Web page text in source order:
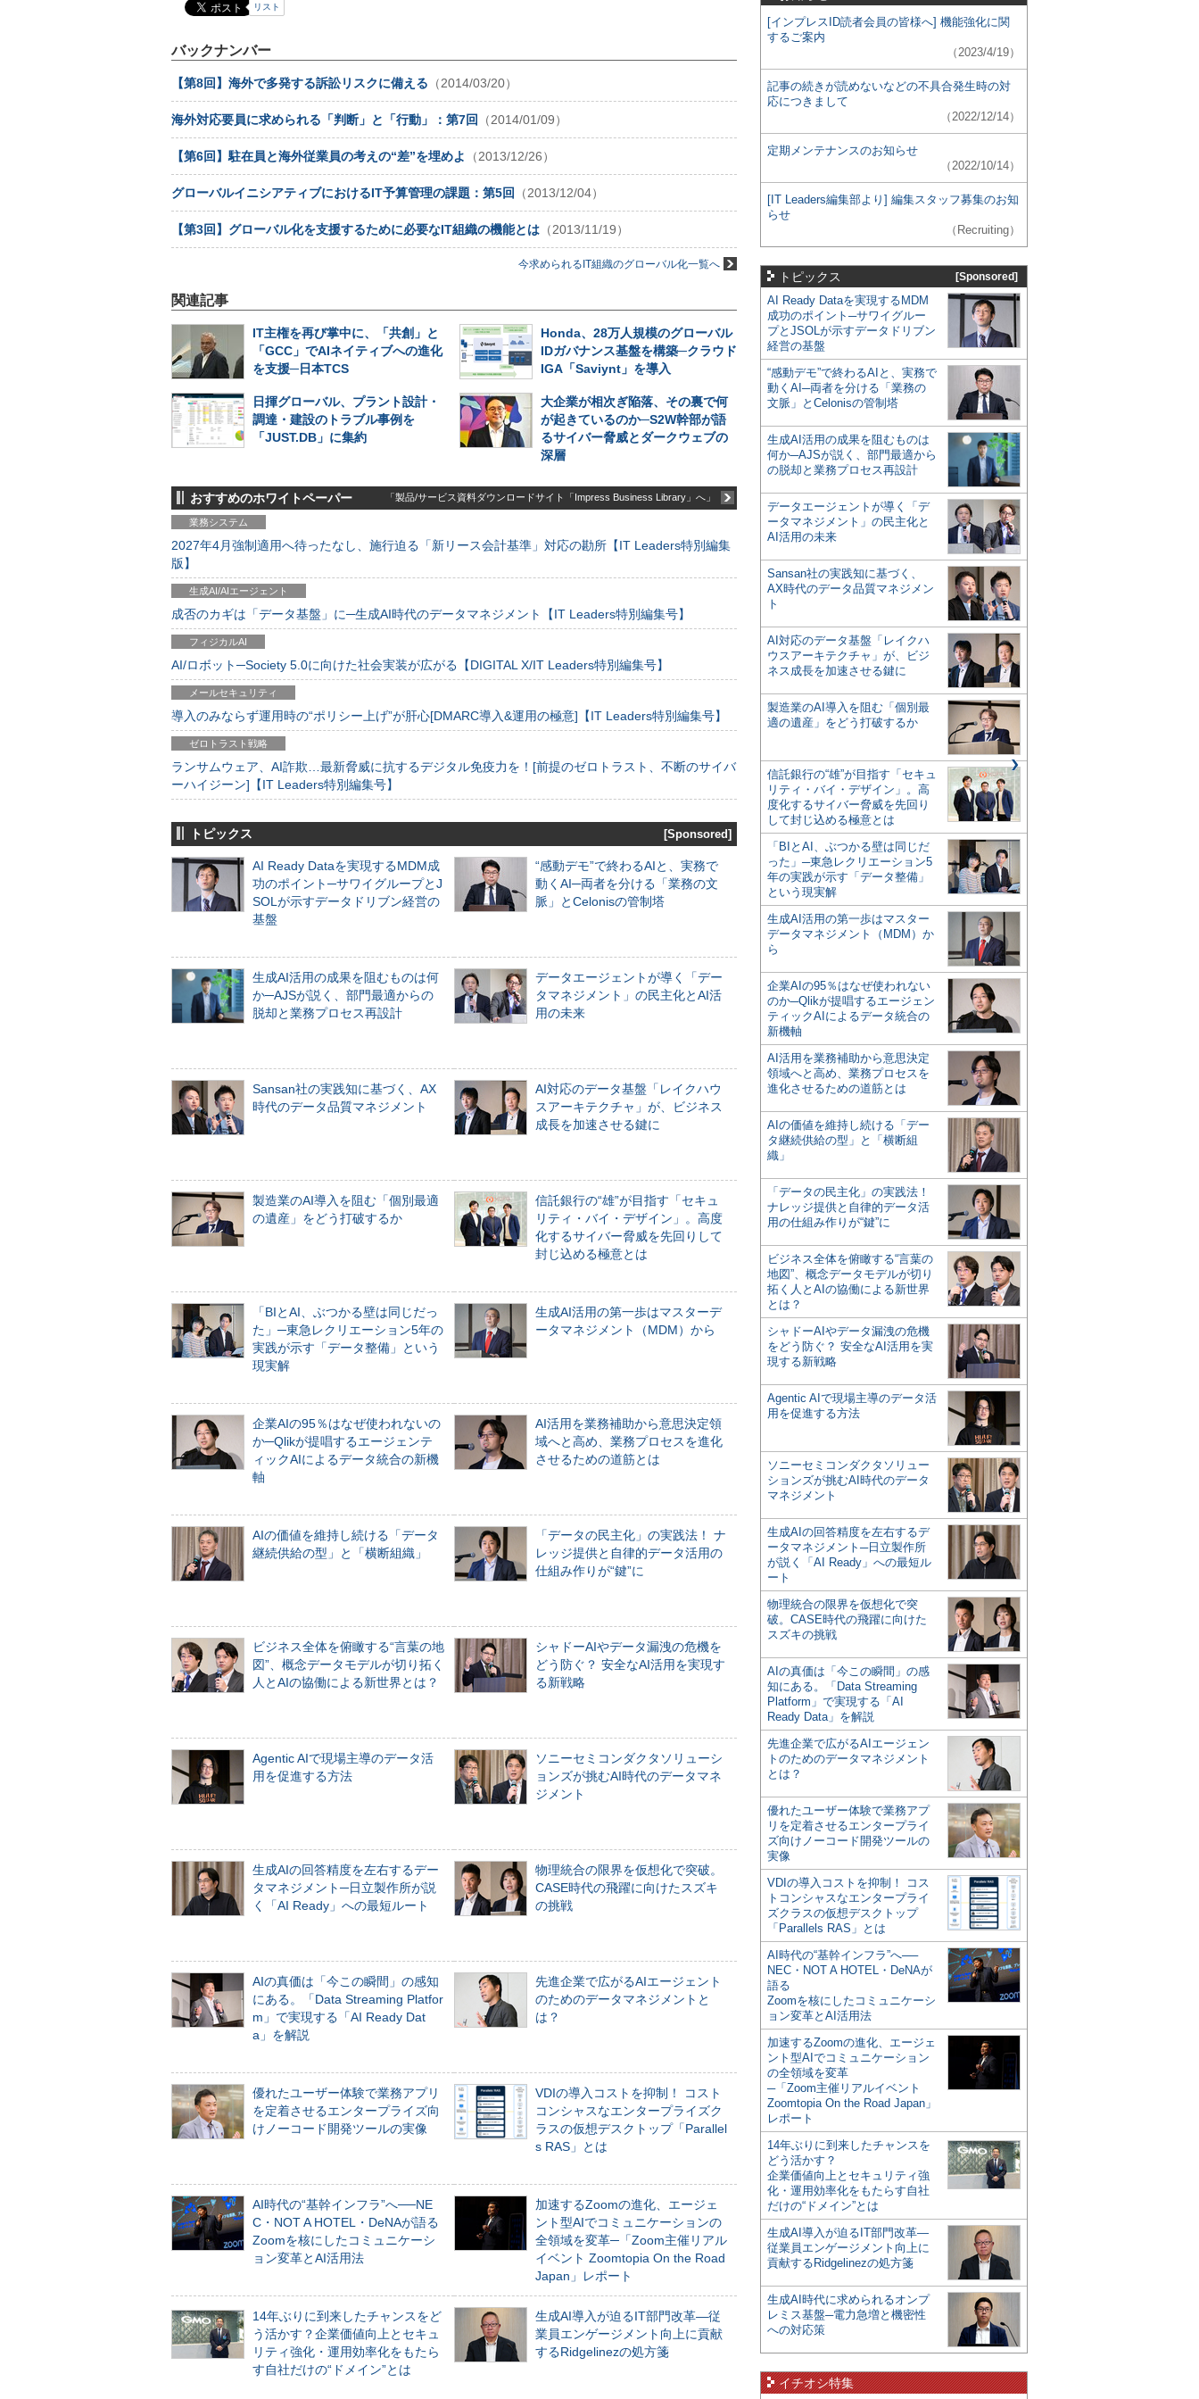
リスト
バックナンバー
【第8回】海外で多発する訴訟リスクに備える （2014/03/20）
海外対応要員に求められる「判断」と「行動」：第7回 （2014/01/09）
【第6回】駐在員と海外従業員の考えの“差”を埋めよ （2013/12/26）
グローバルイニシアティブにおけるIT予算管理の課題：第5回 （2013/12/04）
【第3回】グローバル化を支援するために必要なIT組織の機能とは （2013/11/19）
今求められるIT組織のグローバル化一覧へ
関連記事
IT主権を再び掌中に、「共創」と
「GCC」でAIネイティブへの進化
を支援─日本TCS
Honda、28万人規模のグローバル
IDガバナンス基盤を構築─クラウド
IGA「Saviynt」を導入
日揮グローバル、プラント設計・
調達・建設のトラブル事例を
「JUST.DB」に集約
大企業が相次ぎ陥落、その裏で何
が起きているのか─S2W幹部が語
るサイバー脅威とダークウェブの
深層
おすすめのホワイトペーパー 「製品/サービス資料ダウンロードサイト「Impress Business Library」へ」
業務システム
2027年4月強制適用へ待ったなし、施行迫る「新リース会計基準」対応の勘所【IT Leaders特別編集
版】
生成AI/AIエージェント
成否のカギは「データ基盤」に─生成AI時代のデータマネジメント【IT Leaders特別編集号】
フィジカルAI
AI/ロボット─Society 5.0に向けた社会実装が広がる【DIGITAL X/IT Leaders特別編集号】
メールセキュリティ
導入のみならず運用時の“ポリシー上げ”が肝心[DMARC導入&運用の極意]【IT Leaders特別編集号】
ゼロトラスト戦略
ランサムウェア、AI詐欺…最新脅威に抗するデジタル免疫力を！[前提のゼロトラスト、不断のサイバ
ーハイジーン]【IT Leaders特別編集号】
トピックス [Sponsored]
AI Ready Dataを実現するMDM成
功のポイント─サワイグループとJ
SOLが示すデータドリブン経営の
基盤
“感動デモ”で終わるAIと、実務で
動くAI─両者を分ける「業務の文
脈」とCelonisの管制塔
生成AI活用の成果を阻むものは何
か─AJSが説く、部門最適からの
脱却と業務プロセス再設計
データエージェントが導く「デー
タマネジメント」の民主化とAI活
用の未来
Sansan社の実践知に基づく、AX
時代のデータ品質マネジメント
AI対応のデータ基盤「レイクハウ
スアーキテクチャ」が、ビジネス
成長を加速させる鍵に
製造業のAI導入を阻む「個別最適
の遺産」をどう打破するか
信託銀行の“雄”が目指す「セキュ
リティ・バイ・デザイン」。高度
化するサイバー脅威を先回りして
封じ込める極意とは
「BIとAI、ぶつかる壁は同じだっ
た」─東急レクリエーション5年の
実践が示す「データ整備」という
現実解
生成AI活用の第一歩はマスターデ
ータマネジメント（MDM）から
企業AIの95％はなぜ使われないの
か─Qlikが提唱するエージェンテ
ィックAIによるデータ統合の新機
軸
AI活用を業務補助から意思決定領
域へと高め、業務プロセスを進化
させるための道筋とは
AIの価値を維持し続ける「データ
継続供給の型」と「横断組織」
「データの民主化」の実践法！ ナ
レッジ提供と自律的データ活用の
仕組み作りが“鍵”に
ビジネス全体を俯瞰する“言葉の地
図”、概念データモデルが切り拓く
人とAIの協働による新世界とは？
シャドーAIやデータ漏洩の危機を
どう防ぐ？ 安全なAI活用を実現す
る新戦略
Agentic AIで現場主導のデータ活
用を促進する方法
ソニーセミコンダクタソリューシ
ョンズが挑むAI時代のデータマネ
ジメント
生成AIの回答精度を左右するデー
タマネジメント─日立製作所が説
く「AI Ready」への最短ルート
物理統合の限界を仮想化で突破。
CASE時代の飛躍に向けたスズキ
の挑戦
AIの真価は「今この瞬間」の感知
にある。「Data Streaming Platfor
m」で実現する「AI Ready Dat
a」を解説
先進企業で広がるAIエージェント
のためのデータマネジメントと
は？
優れたユーザー体験で業務アプリ
を定着させるエンタープライズ向
けノーコード開発ツールの実像
VDIの導入コストを抑制！ コスト
コンシャスなエンタープライズク
ラスの仮想デスクトップ「Parallel
s RAS」とは
AI時代の“基幹インフラ”へ──NE
C・NOT A HOTEL・DeNAが語る
Zoomを核にしたコミュニケーシ
ョン変革とAI活用法
加速するZoomの進化、エージェ
ント型AIでコミュニケーションの
全領域を変革─「Zoom主催リアル
イベント Zoomtopia On the Road
Japan」レポート
14年ぶりに到来したチャンスをど
う活かす？企業価値向上とセキュ
リティ強化・運用効率化をもたら
す自社だけの“ドメイン”とは
生成AI導入が迫るIT部門改革―従
業員エンゲージメント向上に貢献
するRidgelinezの処方箋
[インプレスID読者会員の皆様へ] 機能強化に関
するご案内
（2023/4/19）
記事の続きが読めないなどの不具合発生時の対
応につきまして
（2022/12/14）
定期メンテナンスのお知らせ
（2022/10/14）
[IT Leaders編集部より] 編集スタッフ募集のお知
らせ
（Recruiting）
トピックス [Sponsored]
AI Ready Dataを実現するMDM
成功のポイント─サワイグルー
プとJSOLが示すデータドリブン
経営の基盤
“感動デモ”で終わるAIと、実務で
動くAI─両者を分ける「業務の
文脈」とCelonisの管制塔
生成AI活用の成果を阻むものは
何か─AJSが説く、部門最適から
の脱却と業務プロセス再設計
データエージェントが導く「デ
ータマネジメント」の民主化と
AI活用の未来
Sansan社の実践知に基づく、
AX時代のデータ品質マネジメン
ト
AI対応のデータ基盤「レイクハ
ウスアーキテクチャ」が、ビジ
ネス成長を加速させる鍵に
製造業のAI導入を阻む「個別最
適の遺産」をどう打破するか
信託銀行の“雄”が目指す「セキュ
リティ・バイ・デザイン」。高
度化するサイバー脅威を先回り
して封じ込める極意とは
「BIとAI、ぶつかる壁は同じだ
った」─東急レクリエーション5
年の実践が示す「データ整備」
という現実解
生成AI活用の第一歩はマスター
データマネジメント（MDM）か
ら
企業AIの95％はなぜ使われない
のか─Qlikが提唱するエージェン
ティックAIによるデータ統合の
新機軸
AI活用を業務補助から意思決定
領域へと高め、業務プロセスを
進化させるための道筋とは
AIの価値を維持し続ける「デー
タ継続供給の型」と「横断組
織」
「データの民主化」の実践法！
ナレッジ提供と自律的データ活
用の仕組み作りが“鍵”に
ビジネス全体を俯瞰する“言葉の
地図”、概念データモデルが切り
拓く人とAIの協働による新世界
とは？
シャドーAIやデータ漏洩の危機
をどう防ぐ？ 安全なAI活用を実
現する新戦略
Agentic AIで現場主導のデータ活
用を促進する方法
ソニーセミコンダクタソリュー
ションズが挑むAI時代のデータ
マネジメント
生成AIの回答精度を左右するデ
ータマネジメント─日立製作所
が説く「AI Ready」への最短ル
ート
物理統合の限界を仮想化で突
破。CASE時代の飛躍に向けた
スズキの挑戦
AIの真価は「今この瞬間」の感
知にある。「Data Streaming
Platform」で実現する「AI
Ready Data」を解説
先進企業で広がるAIエージェン
トのためのデータマネジメント
とは？
優れたユーザー体験で業務アプ
リを定着させるエンタープライ
ズ向けノーコード開発ツールの
実像
VDIの導入コストを抑制！ コス
トコンシャスなエンタープライ
ズクラスの仮想デスクトップ
「Parallels RAS」とは
AI時代の“基幹インフラ”へ──
NEC・NOT A HOTEL・DeNAが
語る
Zoomを核にしたコミュニケーシ
ョン変革とAI活用法
加速するZoomの進化、エージェ
ント型AIでコミュニケーション
の全領域を変革
─「Zoom主催リアルイベント
Zoomtopia On the Road Japan」
レポート
14年ぶりに到来したチャンスを
どう活かす？
企業価値向上とセキュリティ強
化・運用効率化をもたらす自社
だけの“ドメイン”とは
生成AI導入が迫るIT部門改革―
従業員エンゲージメント向上に
貢献するRidgelinezの処方箋
生成AI時代に求められるオンプ
レミス基盤─電力急増と機密性
への対応策
イチオシ特集